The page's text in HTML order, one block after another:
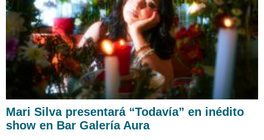
Mari Silva presentará “Todavía” en inédito
show en Bar Galería Aura